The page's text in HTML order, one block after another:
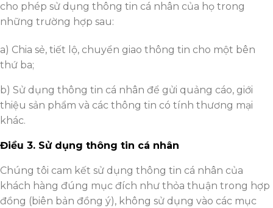
cho phép sử dụng thông tin cá nhân của họ trong
những trường hợp sau:
a) Chia sẻ, tiết lộ, chuyển giao thông tin cho một bên
thứ ba;
b) Sử dụng thông tin cá nhân để gửi quảng cáo, giới
thiệu sản phẩm và các thông tin có tính thương mại
khác.
Điều 3. Sử dụng thông tin cá nhân
Chúng tôi cam kết sử dụng thông tin cá nhân của
khách hàng đúng mục đích như thỏa thuận trong hợp
đồng (biên bản đồng ý), không sử dụng vào các mục